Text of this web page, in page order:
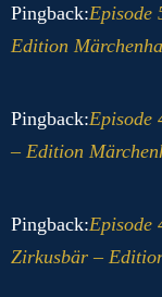
Pingback:Episode
Edition
Pingback:Episode
– Edition
Pingback:Episode
Zirkusbär –